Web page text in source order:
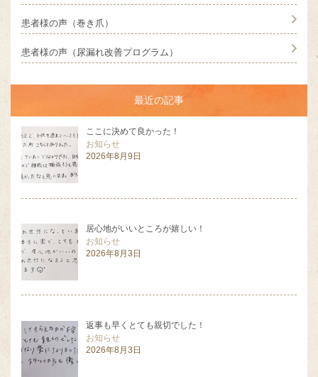
患者様の声（巻き爪）
患者様の声（尿漏れ改善プログラム）
最近の記事
ここに決めて良かった！
お知らせ
2026年8月9日
居心地がいいところが嬉しい！
お知らせ
2026年8月3日
返事も早くとても親切でした！
お知らせ
2026年8月3日